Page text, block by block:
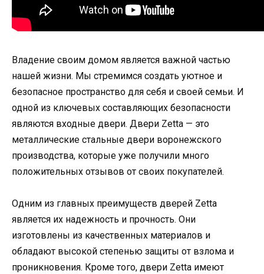
Владение своим домом является важной частью
нашей жизни. Мы стремимся создать уютное и
безопасное пространство для себя и своей семьи. И
одной из ключевых составляющих безопасности
являются входные двери. Двери Zetta — это
металлические стальные двери воронежского
производства, которые уже получили много
положительных отзывов от своих покупателей.
Одним из главных преимуществ дверей Zetta
является их надежность и прочность. Они
изготовлены из качественных материалов и
обладают высокой степенью защиты от взлома и
проникновения. Кроме того, двери Zetta имеют